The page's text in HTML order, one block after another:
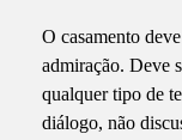
O casamento
admiração. Deve
qualquer tipo de
diálogo, não